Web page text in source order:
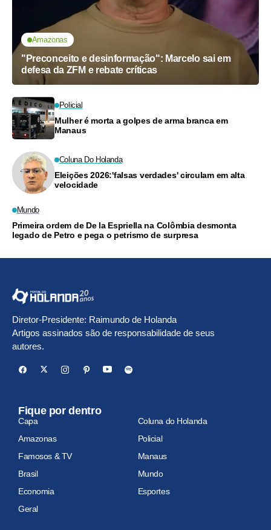
Amazonas
"Preconceito e desinformação": Marcelo sai em
defesa da ZFM e rebate críticas
Policial
Mulher é morta a golpes de arma branca em
Manaus
Coluna Do Holanda
Eleições 2026:'falsas verdades' circulam em alta
velocidade
Mundo
Primeira ordem de De la Espriella na Colômbia desmonta
legado de Petro e pega o petrismo de surpresa
Diretor-Presidente: Raimundo de Holanda
Artigos assinados são de responsabilidade de seus
autores.
Fique por dentro
Capa
Coluna do Holanda
Amazonas
Policial
Famosos & TV
Manaus
Brasil
Mundo
Economia
Esportes
Geral